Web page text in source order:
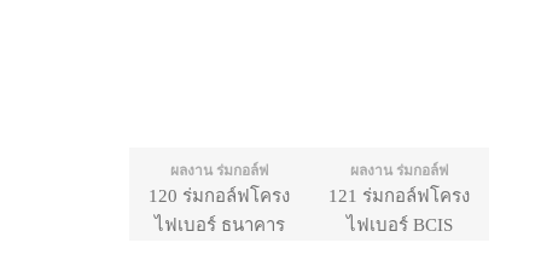
ผลงาน ร่มกอล์ฟ
120 ร่มกอล์ฟโครง
ไฟเบอร์ ธนาคาร
ผลงาน ร่มกอล์ฟ
121 ร่มกอล์ฟโครง
ไฟเบอร์ BCIS